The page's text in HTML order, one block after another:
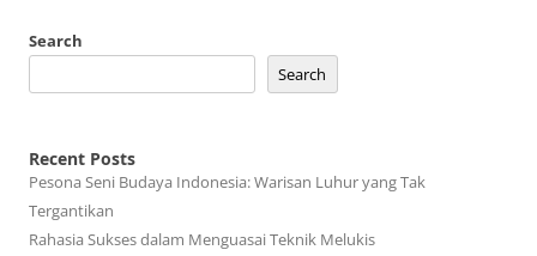
Search
Search
Recent Posts
Pesona Seni Budaya Indonesia: Warisan Luhur yang Tak
Tergantikan
Rahasia Sukses dalam Menguasai Teknik Melukis